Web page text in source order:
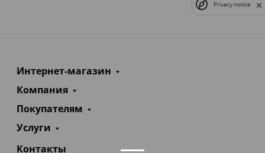
Интернет-магазин
Компания
Покупателям
Услуги
Контакты
Privacy notice